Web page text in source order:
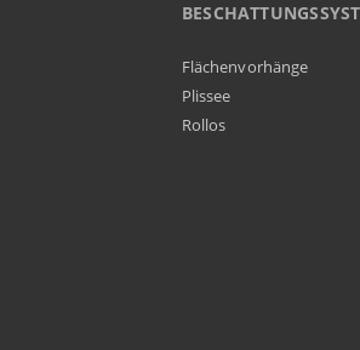
Flächenvorhänge
Plissee
Rollos